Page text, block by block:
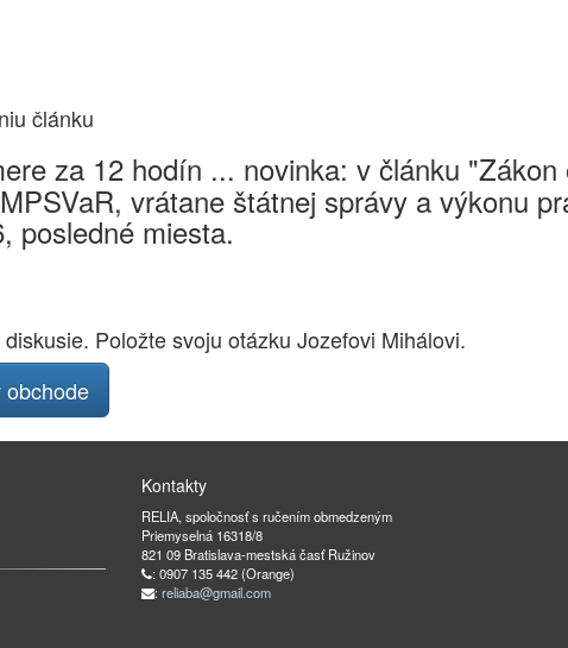
článku
za 12 hodín ... novinka: v článku
vrátane štátnej správy a výkonu
posledné miesta.
Položte svoju otázku Jozefovi Mihálovi.
obchode
Kontakty
RELIA, spoločnosť s ručením obmedzeným
Priemyselná 16318/8
821 09 Bratislava-mestská časť Ružinov
: 0907 135 442 (Orange)
: reliaba@gmail.com